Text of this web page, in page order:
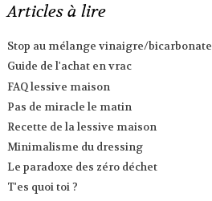
Articles à lire
Stop au mélange vinaigre/bicarbonate
Guide de l'achat en vrac
FAQ lessive maison
Pas de miracle le matin
Recette de la lessive maison
Minimalisme du dressing
Le paradoxe des zéro déchet
T'es quoi toi ?